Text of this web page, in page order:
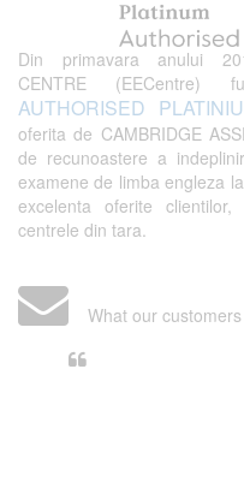
Din primavara anului
CENTRE (EECentre)
AUTHORISED
oferita de CAMBRIDGE
de recunoastere a
examene de limba engleza
excelenta oferite
centrele din tara.
What our